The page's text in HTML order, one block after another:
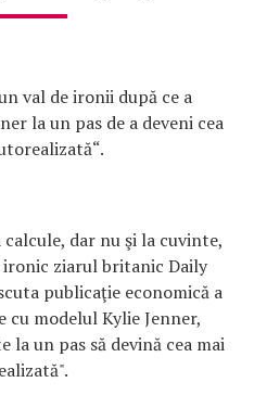
val de ironii după ce a
la un pas de a deveni cea
calcule, dar nu şi la cuvinte,
ziarul britanic Daily
publicaţie economică a
cu modelul Kylie Jenner,
la un pas să devină cea mai